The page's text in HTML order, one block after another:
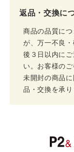
返品・交換に
商品の品質に
が、万一不良
後３日以内に
い。お客様の
未開封の商品
品・交換を